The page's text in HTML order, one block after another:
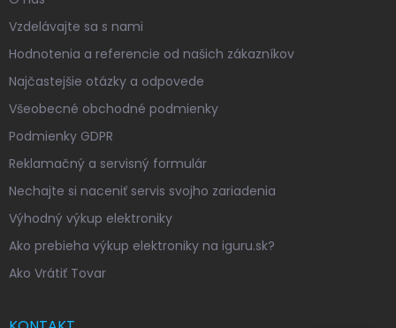
Vzdelávajte sa s nami
Hodnotenia a referencie od našich zákazníkov
Najčastejšie otázky a odpovede
Všeobecné obchodné podmienky
Podmienky GDPR
Reklamačný a servisný formulár
Nechajte si naceniť servis svojho zariadenia
Výhodný výkup elektroniky
Ako prebieha výkup elektroniky na iguru.sk?
Ako Vrátiť Tovar